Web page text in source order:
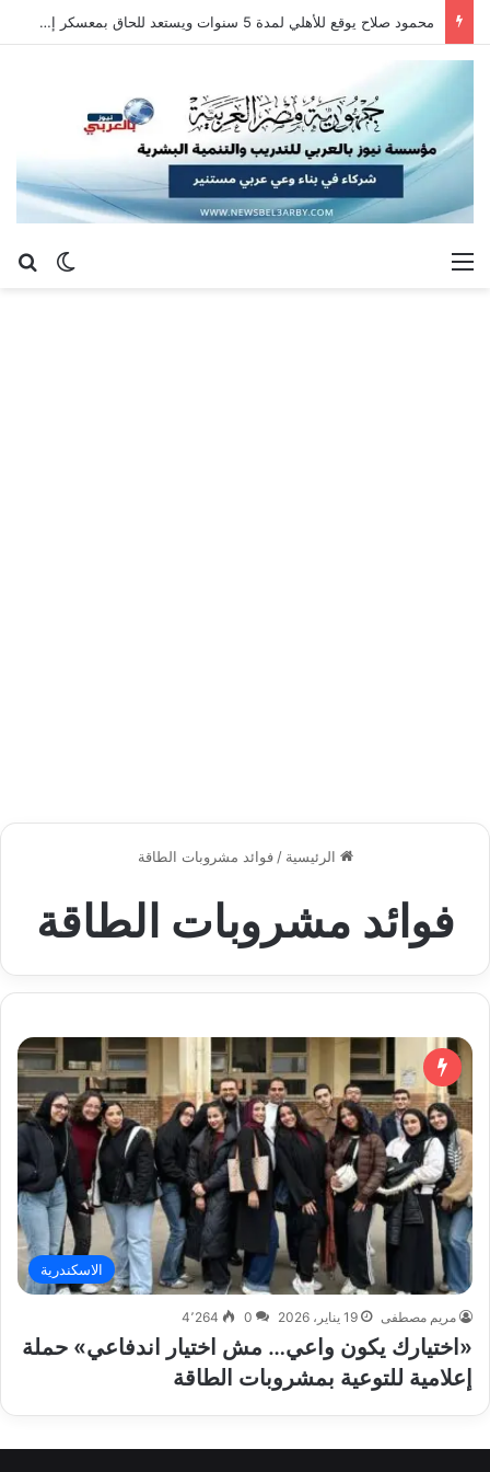
محمود صلاح يوقع للأهلي لمدة 5 سنوات ويستعد للحاق بمعسكر إسبانيا
الوضع القائمة
الرئيسية / فوائد مشروبات الطاقة
فوائد مشروبات الطاقة
الاسكندرية
مريم مصطفى 19 يناير، 2026 0 4٬264
«اختيارك يكون واعي… مش اختيار اندفاعي» حملة
إعلامية للتوعية بمشروبات الطاقة